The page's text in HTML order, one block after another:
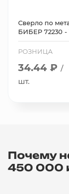
Сверло по
БИБЕР 72230 -
РОЗНИЦА
34.44 ₽ /
шт.
Почему
450 000